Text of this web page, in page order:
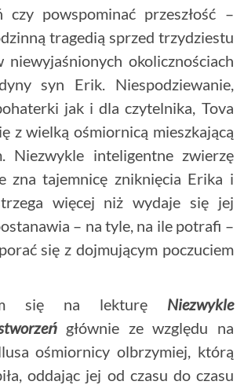
czy powspominać przeszłość –
tragedią sprzed trzydziestu
okolicznościach
syn Erik. Niespodziewanie,
jak i dla czytelnika, Tova
z wielką ośmiornicą mieszkającą
Niezwykle inteligentne zwierzę
zna tajemnicę zniknięcia Erika i
więcej niż wydaje się jej
– na tyle, na ile potrafi –
się z dojmującym poczuciem
się na lekturę Niezwykle
głównie ze względu na
ośmiornicy olbrzymiej, którą
oddając jej od czasu do czasu